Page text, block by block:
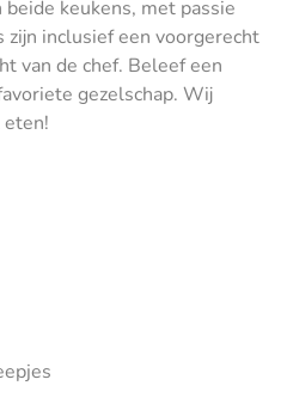
keukens, met passie
inclusief een voorgerecht
van de chef. Beleef een
gezelschap. Wij